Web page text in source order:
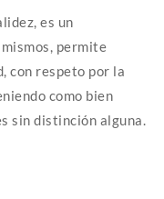
es un
permite
con respeto por la
como bien
sin distinción alguna.